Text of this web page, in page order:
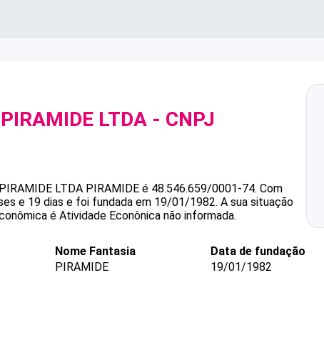
LTDA - CNPJ
LTDA PIRAMIDE é 48.546.659/0001-74. Com
e 19 dias e foi fundada em 19/01/1982. A sua situação
é Atividade Econônica não informada.
Nome Fantasia
PIRAMIDE
Data de fundação
19/01/1982